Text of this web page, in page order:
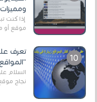
إذا كنت
موقع أو
تعرف
السلام
نجاح